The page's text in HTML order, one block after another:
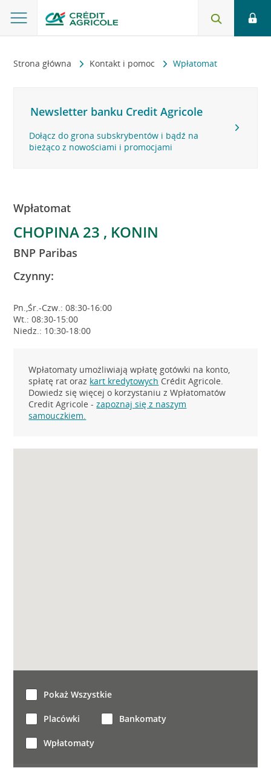
Strona główna Kontakt i pomoc Wpłatomat
Newsletter banku Credit Agricole
Dołącz do grona subskrybentów i bądź na
bieżąco z nowościami i promocjami
Wpłatomat
CHOPINA 23 , KONIN
BNP Paribas
Czynny:
Pn.,Śr.-Czw.: 08:30-16:00
Wt.: 08:30-15:00
Niedz.: 10:30-18:00
Wpłatomaty umożliwiają wpłatę gotówki na konto,
spłatę rat oraz kart kredytowych Crédit Agricole.
Dowiedz się więcej o korzystaniu z Wpłatomatów
Credit Agricole -zapoznaj się z naszym
samouczkiem.
Pokaż Wszystkie
Placówki Bankomaty
Wpłatomaty